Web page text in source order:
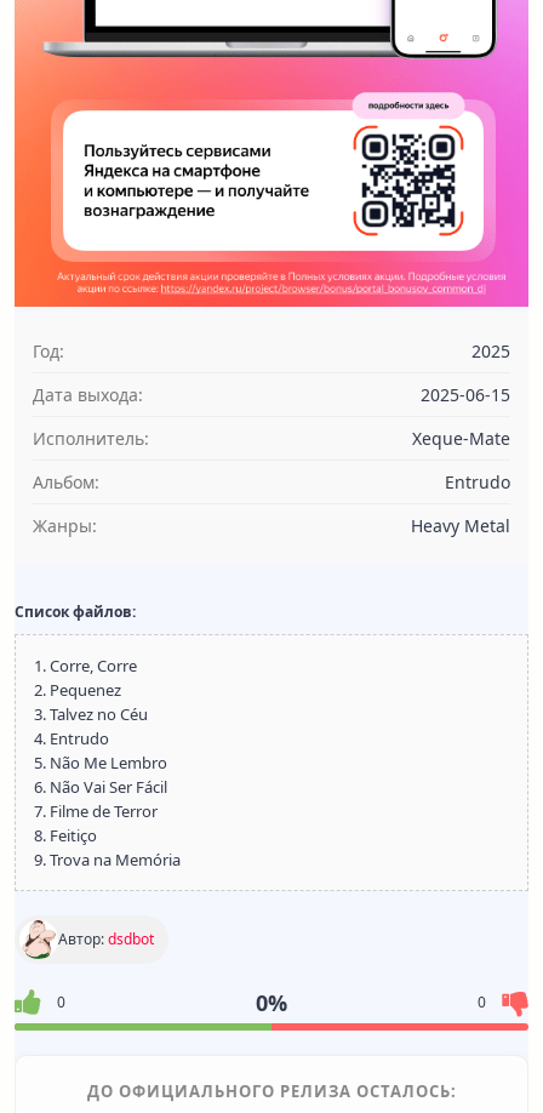
Год:
2025
Дата выхода:
2025-06-15
Исполнитель:
Xeque-Mate
Альбом:
Entrudo
Жанры:
Heavy Metal
Список файлов:
1. Corre, Corre
2. Pequenez
3. Talvez no Céu
4. Entrudo
5. Não Me Lembro
6. Não Vai Ser Fácil
7. Filme de Terror
8. Feitiço
9. Trova na Memória
Автор:dsdbot
0 0% 0
ДО ОФИЦИАЛЬНОГО РЕЛИЗА ОСТАЛОСЬ: